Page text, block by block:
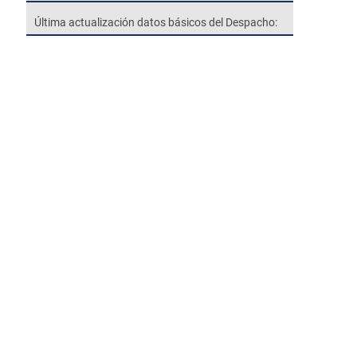
Última actualización datos básicos del Despacho: